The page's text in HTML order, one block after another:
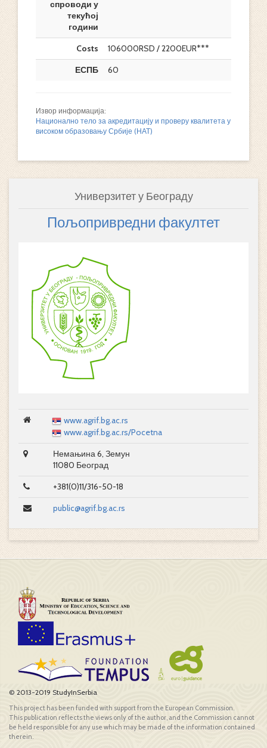
спроводи у
текућој
години
Costs
106000RSD / 2200EUR***
ЕСПБ
60
Извор информација:
Национално тело за акредитацију и проверу квалитета у
високом образовању Србије (НАТ)
Универзитет у Београду
Пољопривредни факултет
www.agrif.bg.ac.rs
www.agrif.bg.ac.rs/Pocetna
Немањина 6, Земун
11080 Београд
+381(0)11/316-50-18
public@agrif.bg.ac.rs
© 2013-2019 StudyInSerbia
This project has been funded with support from the European Commission.
This publication reflects the views only of the author, and the Commission cannot
be held responsible for any use which may be made of the information contained
therein.